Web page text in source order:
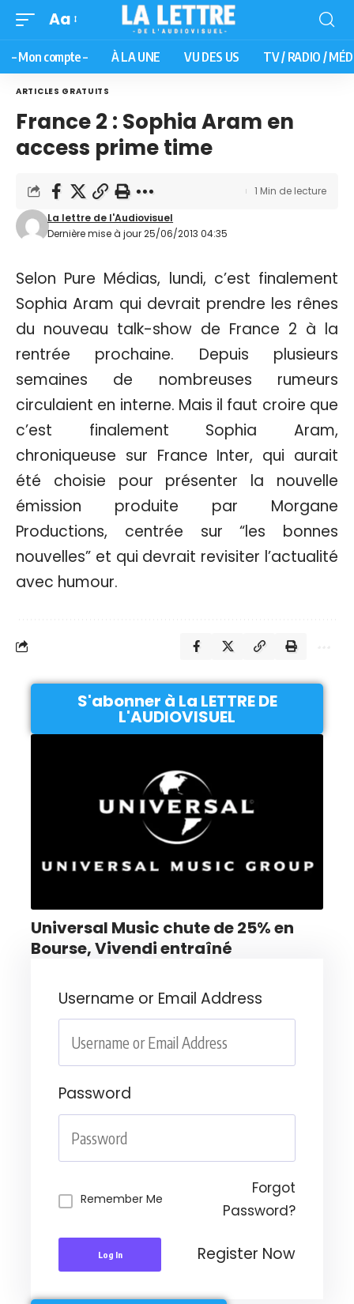
Aa
– Mon compte – À LA UNE VU DES US TV / RADIO /
ARTICLES GRATUITS
France 2 : Sophia Aram en
access prime time
Dernière mise à jour 25/06/2013 04:35
La lettre de l'Audiovisuel
1 Min de lecture
Selon Pure Médias, lundi, c’est finalement
Sophia Aram qui devrait prendre les rênes
du nouveau talk-show de France 2 à la
rentrée prochaine. Depuis plusieurs
semaines de nombreuses rumeurs
circulaient en interne. Mais il faut croire que
c’est finalement Sophia Aram,
chroniqueuse sur France Inter, qui aurait
été choisie pour présenter la nouvelle
émission produite par Morgane
Productions, centrée sur “les bonnes
nouvelles” et qui devrait revisiter l’actualité
avec humour.
S'abonner à La LETTRE DE
L'AUDIOVISUEL
Universal Music chute de 25% en
Bourse, Vivendi entraîné
Username or Email Address
Password
Remember Me
Forgot
Password?
Log In Register Now